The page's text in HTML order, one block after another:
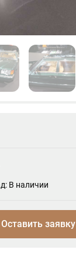
В наличии
Оставить заявку